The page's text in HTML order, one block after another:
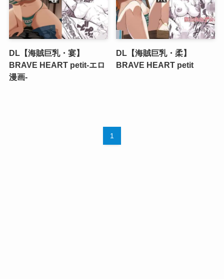
DL【海賊巨乳・宴】
BRAVE HEART petit-エロ
漫画-
DL【海賊巨乳・柔】
BRAVE HEART petit
1